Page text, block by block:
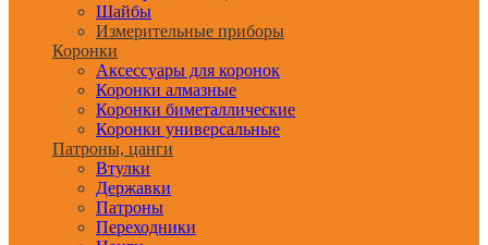
Шайбы
Измерительные приборы
Коронки
Аксессуары для коронок
Коронки алмазные
Коронки биметаллические
Коронки универсальные
Патроны, цанги
Втулки
Державки
Патроны
Переходники